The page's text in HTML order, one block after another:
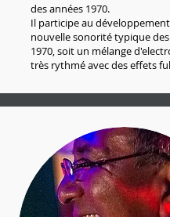
des années 1970.
Il participe au
nouvelle sonorité typique
1970, soit un mélange
très rythmé avec des effets